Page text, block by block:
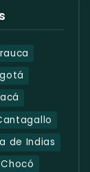
de Indias
Chocó